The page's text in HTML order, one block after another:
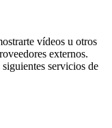
vídeos u otros
externos.
servicios de